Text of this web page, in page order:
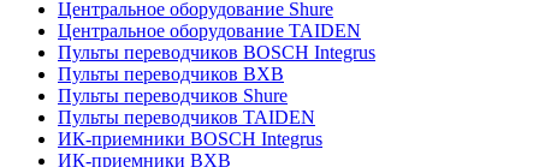
Центральное оборудование Shure
Центральное оборудование TAIDEN
Пульты переводчиков BOSCH Integrus
Пульты переводчиков BXB
Пульты переводчиков Shure
Пульты переводчиков TAIDEN
ИК-приемники BOSCH Integrus
ИК-приемники BXB